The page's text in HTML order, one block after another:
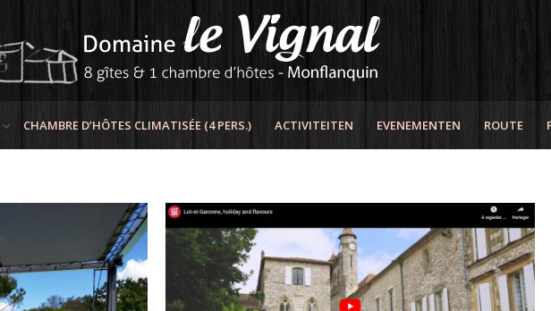
CHAMBRE D’HÔTES CLIMATISÉE (4 PERS.) ACTIVITEITEN EVENEMENTEN ROUTE